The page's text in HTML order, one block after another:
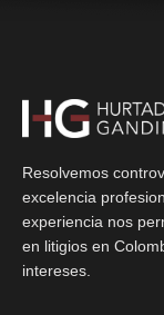
Resolvemos
excelencia
experiencia nos
en litigios en
intereses.